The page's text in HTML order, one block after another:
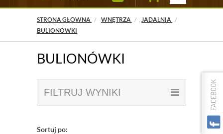
STRONA GŁÓWNA WNĘTRZA
JADALNIA
BULIONÓWKI
BULIONÓWKI
FILTRUJ WYNIKI
Sortuj po: